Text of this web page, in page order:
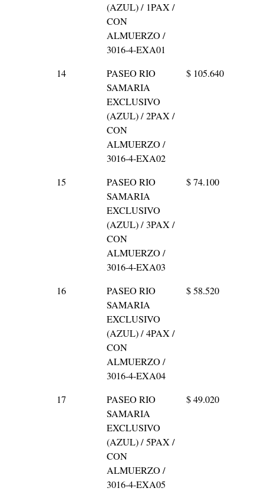
(AZUL) / 1PAX /
CON
ALMUERZO /
3016-4-EXA01
14
PASEO RIO
SAMARIA
EXCLUSIVO
(AZUL) / 2PAX /
CON
ALMUERZO /
3016-4-EXA02
$ 105.640
15
PASEO RIO
SAMARIA
EXCLUSIVO
(AZUL) / 3PAX /
CON
ALMUERZO /
3016-4-EXA03
$ 74.100
16
PASEO RIO
SAMARIA
EXCLUSIVO
(AZUL) / 4PAX /
CON
ALMUERZO /
3016-4-EXA04
$ 58.520
17
PASEO RIO
SAMARIA
EXCLUSIVO
(AZUL) / 5PAX /
CON
ALMUERZO /
3016-4-EXA05
$ 49.020